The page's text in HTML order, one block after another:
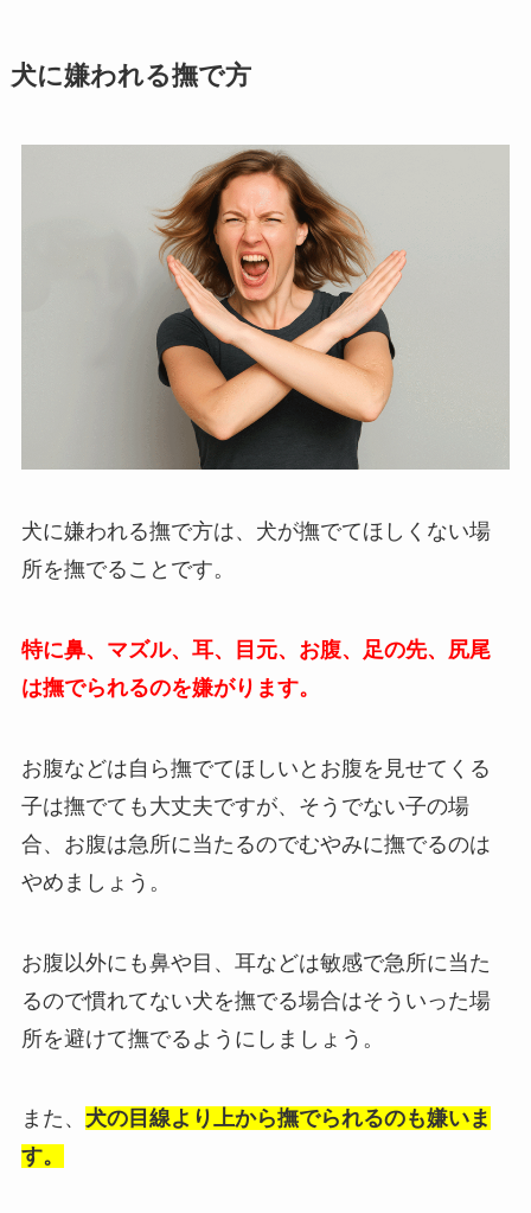
犬に嫌われる撫で方
犬に嫌われる撫で方は、犬が撫でてほしくない場
所を撫でることです。
特に鼻、マズル、耳、目元、お腹、足の先、尻尾
は撫でられるのを嫌がります。
お腹などは自ら撫でてほしいとお腹を見せてくる
子は撫でても大丈夫ですが、そうでない子の場
合、お腹は急所に当たるのでむやみに撫でるのは
やめましょう。
お腹以外にも鼻や目、耳などは敏感で急所に当た
るので慣れてない犬を撫でる場合はそういった場
所を避けて撫でるようにしましょう。
また、 犬の目線より上から撫でられるのも嫌いま
す。